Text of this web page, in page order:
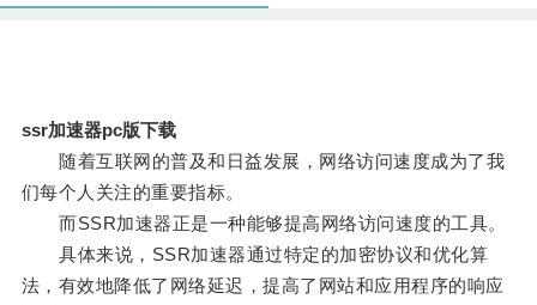
ssr加速器pc版下载
随着互联网的普及和日益发展，网络访问速度成为了我
们每个人关注的重要指标。
而SSR加速器正是一种能够提高网络访问速度的工具。
具体来说，SSR加速器通过特定的加密协议和优化算
法，有效地降低了网络延迟，提高了网站和应用程序的响应